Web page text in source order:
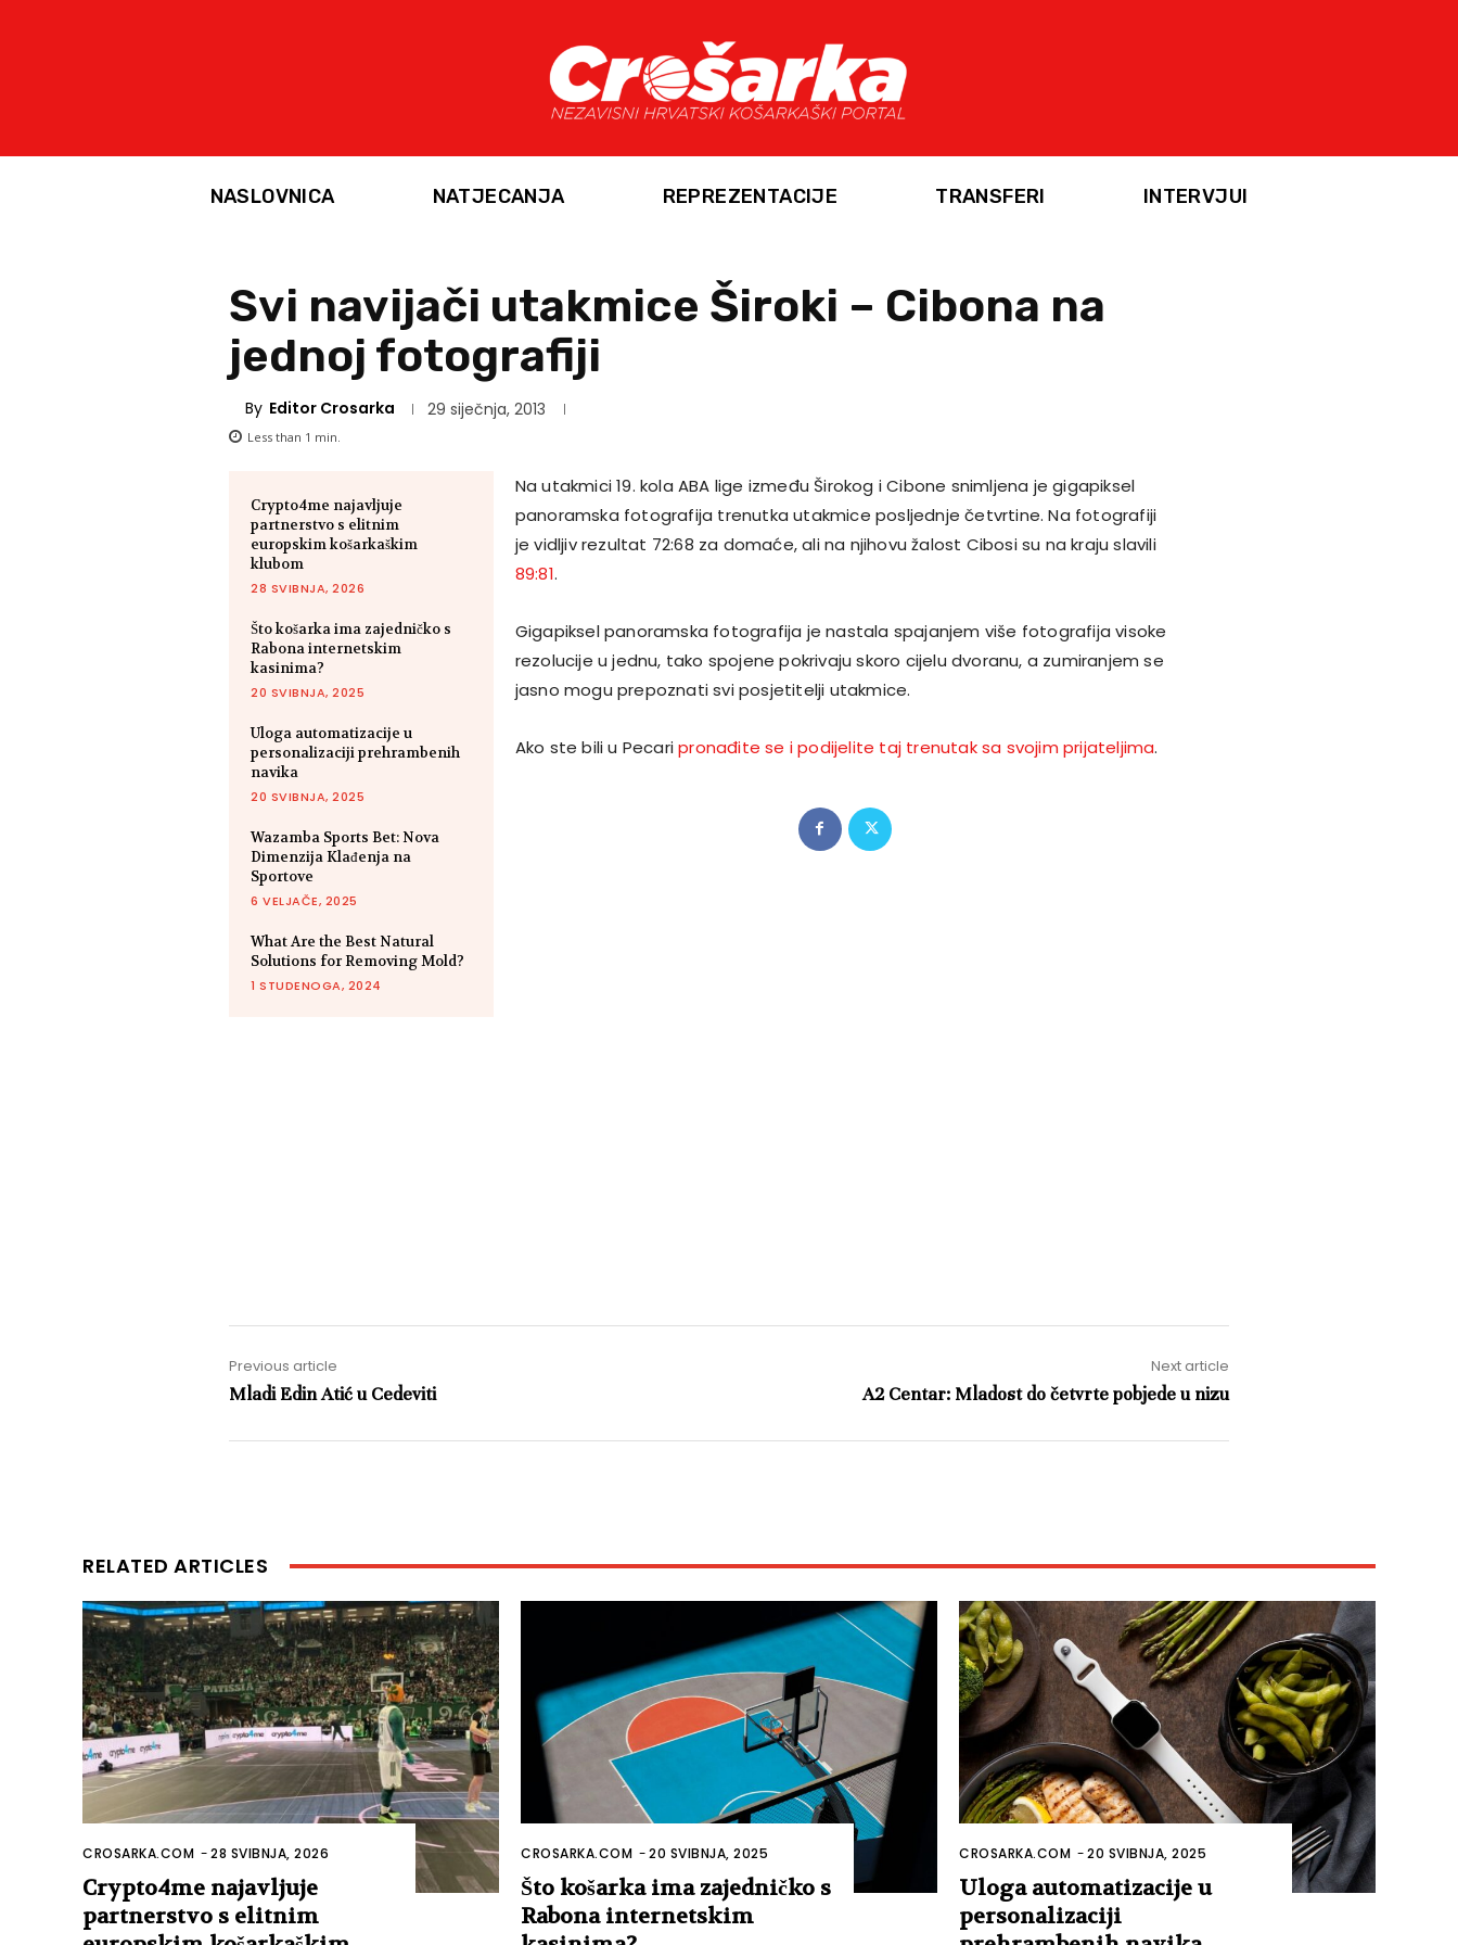
NASLOVNICA NATJECANJA REPREZENTACIJE TRANSFERI INTERVJUI
Svi navijači utakmice Široki – Cibona na
jednoj fotografiji
By Editor Crosarka 29 siječnja, 2013
Less than 1 min.
Crypto4me najavljuje
partnerstvo s elitnim
europskim košarkaškim
klubom
28 SVIBNJA, 2026
Što košarka ima zajedničko s
Rabona internetskim
kasinima?
20 SVIBNJA, 2025
Uloga automatizacije u
personalizaciji prehrambenih
navika
20 SVIBNJA, 2025
Wazamba Sports Bet: Nova
Dimenzija Klađenja na
Sportove
6 VELJAČE, 2025
What Are the Best Natural
Solutions for Removing Mold?
1 STUDENOGA, 2024
Na utakmici 19. kola ABA lige između Širokog i Cibone snimljena je gigapiksel
panoramska fotografija trenutka utakmice posljednje četvrtine. Na fotografiji
je vidljiv rezultat 72:68 za domaće, ali na njihovu žalost Cibosi su na kraju slavili
89:81.
Gigapiksel panoramska fotografija je nastala spajanjem više fotografija visoke
rezolucije u jednu, tako spojene pokrivaju skoro cijelu dvoranu, a zumiranjem se
jasno mogu prepoznati svi posjetitelji utakmice.
Ako ste bili u Pecaripronađite se i podijelite taj trenutak sa svojim prijateljima.
Previous article
Mladi Edin Atić u Cedeviti
Next article
A2 Centar: Mladost do četvrte pobjede u nizu
RELATED ARTICLES
CROSARKA.COM -28 SVIBNJA, 2026
Crypto4me najavljuje
partnerstvo s elitnim
CROSARKA.COM -20 SVIBNJA, 2025
Što košarka ima zajedničko s
Rabona internetskim
CROSARKA.COM -20 SVIBNJA, 2025
Uloga automatizacije u
personalizaciji